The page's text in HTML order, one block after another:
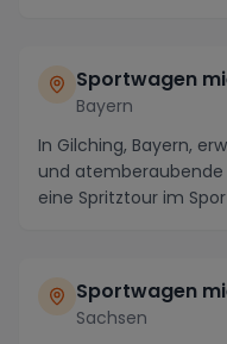
Sportwagen
Bayern
In Gilching, Bayern,
und
eine Spritztour im
Sportwagen
Sachsen